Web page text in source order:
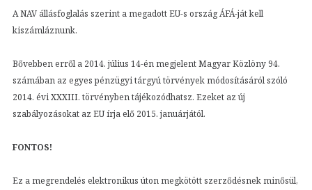
A NAV állásfoglalás szerint a megadott EU-s ország ÁFÁ-ját kell
kiszámláznunk.
Bővebben erről a 2014. július 14-én megjelent Magyar Közlöny 94.
számában az egyes pénzügyi tárgyú törvények módosításáról szóló
2014. évi XXXIII. törvényben tájékozódhatsz. Ezeket az új
szabályozásokat az EU írja elő 2015. januárjától.
FONTOS!
Ez a megrendelés elektronikus úton megkötött szerződésnek minősül,